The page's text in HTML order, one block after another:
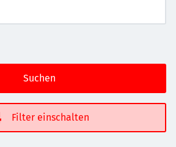
Suchen
Filter einschalten